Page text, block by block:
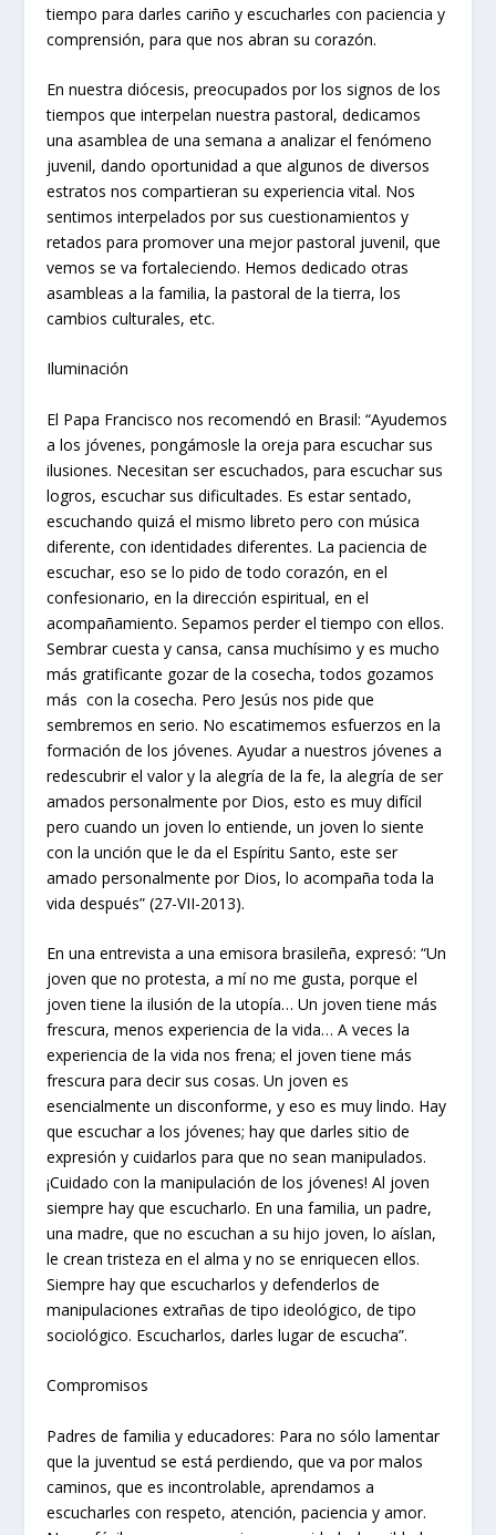
tiempo para darles cariño y escucharles con paciencia y
comprensión, para que nos abran su corazón.
En nuestra diócesis, preocupados por los signos de los
tiempos que interpelan nuestra pastoral, dedicamos
una asamblea de una semana a analizar el fenómeno
juvenil, dando oportunidad a que algunos de diversos
estratos nos compartieran su experiencia vital. Nos
sentimos interpelados por sus cuestionamientos y
retados para promover una mejor pastoral juvenil, que
vemos se va fortaleciendo. Hemos dedicado otras
asambleas a la familia, la pastoral de la tierra, los
cambios culturales, etc.
Iluminación
El Papa Francisco nos recomendó en Brasil: “Ayudemos
a los jóvenes, pongámosle la oreja para escuchar sus
ilusiones. Necesitan ser escuchados, para escuchar sus
logros, escuchar sus dificultades. Es estar sentado,
escuchando quizá el mismo libreto pero con música
diferente, con identidades diferentes. La paciencia de
escuchar, eso se lo pido de todo corazón, en el
confesionario, en la dirección espiritual, en el
acompañamiento. Sepamos perder el tiempo con ellos.
Sembrar cuesta y cansa, cansa muchísimo y es mucho
más gratificante gozar de la cosecha, todos gozamos
más con la cosecha. Pero Jesús nos pide que
sembremos en serio. No escatimemos esfuerzos en la
formación de los jóvenes. Ayudar a nuestros jóvenes a
redescubrir el valor y la alegría de la fe, la alegría de ser
amados personalmente por Dios, esto es muy difícil
pero cuando un joven lo entiende, un joven lo siente
con la unción que le da el Espíritu Santo, este ser
amado personalmente por Dios, lo acompaña toda la
vida después” (27-VII-2013).
En una entrevista a una emisora brasileña, expresó: “Un
joven que no protesta, a mí no me gusta, porque el
joven tiene la ilusión de la utopía… Un joven tiene más
frescura, menos experiencia de la vida… A veces la
experiencia de la vida nos frena; el joven tiene más
frescura para decir sus cosas. Un joven es
esencialmente un disconforme, y eso es muy lindo. Hay
que escuchar a los jóvenes; hay que darles sitio de
expresión y cuidarlos para que no sean manipulados.
¡Cuidado con la manipulación de los jóvenes! Al joven
siempre hay que escucharlo. En una familia, un padre,
una madre, que no escuchan a su hijo joven, lo aíslan,
le crean tristeza en el alma y no se enriquecen ellos.
Siempre hay que escucharlos y defenderlos de
manipulaciones extrañas de tipo ideológico, de tipo
sociológico. Escucharlos, darles lugar de escucha”.
Compromisos
Padres de familia y educadores: Para no sólo lamentar
que la juventud se está perdiendo, que va por malos
caminos, que es incontrolable, aprendamos a
escucharles con respeto, atención, paciencia y amor.